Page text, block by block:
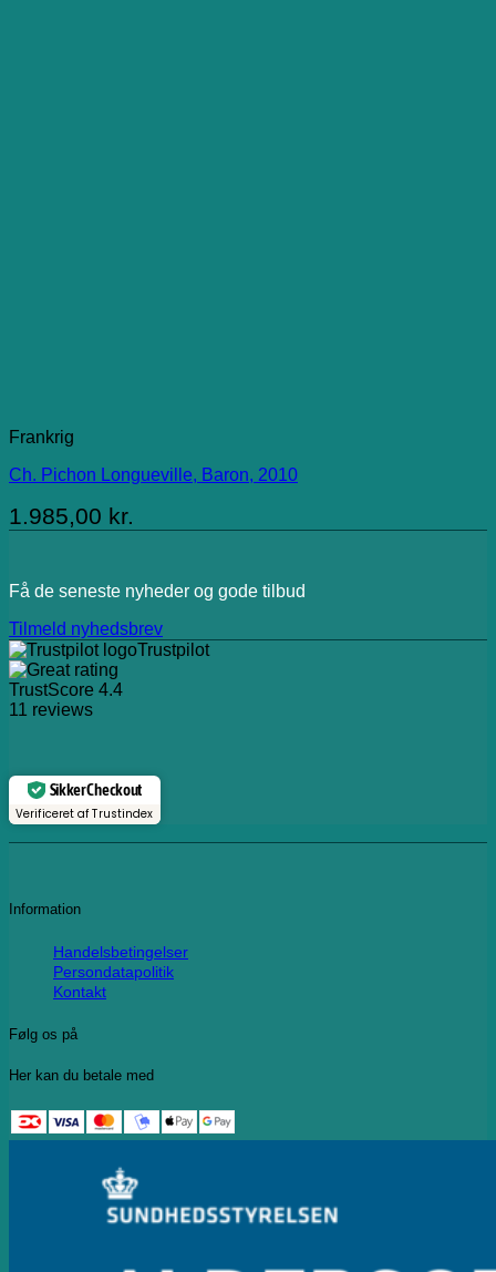
Frankrig
Ch. Pichon Longueville, Baron, 2010
1.985,00 kr.
Få de seneste nyheder og gode tilbud
Tilmeld nyhedsbrev
Trustpilot
TrustScore 4.4
11 reviews
Sikker Checkout
Verificeret af Trustindex
Information
Handelsbetingelser
Persondatapolitik
Kontakt
Følg os på
Her kan du betale med